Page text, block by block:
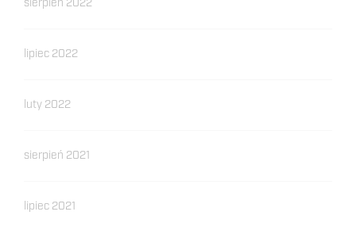
lipiec 2022
luty 2022
sierpień 2021
lipiec 2021